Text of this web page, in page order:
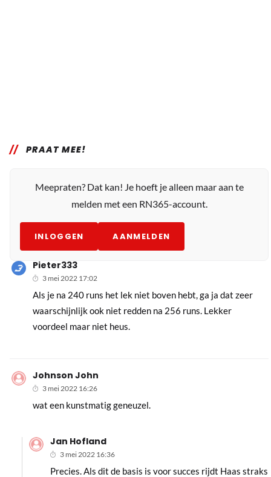
PRAAT MEE!
Meepraten? Dat kan! Je hoeft je alleen maar aan te
melden met een RN365-account.
INLOGGEN AANMELDEN
Johnson John
3 mei 2022 16:26
wat een kunstmatig geneuzel.
Jan Hofland
3 mei 2022 16:36
Precies. Als dit de basis is voor succes rijdt Haas straks
Pieter333
3 mei 2022 17:02
Als je na 240 runs het lek niet boven hebt, ga ja dat zeer
waarschijnlijk ook niet redden na 256 runs. Lekker
voordeel maar niet heus.